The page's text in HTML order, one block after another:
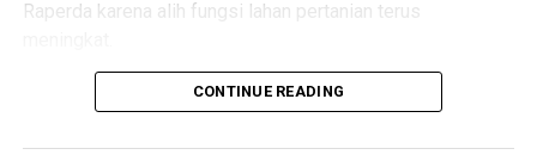
Raperda karena alih fungsi lahan pertanian terus
“Penyusunan Raperda sebagai dasar perlindungan lahan
CONTINUE READING